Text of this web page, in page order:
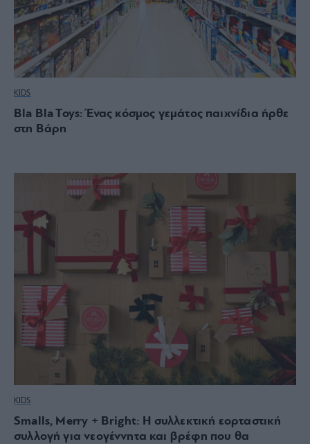
KIDS
Bla Bla Toys: Ένας κόσμος γεμάτος παιχνίδια ήρθε
στη Βάρη
KIDS
Smalls, Merry + Bright: Η συλλεκτική εορταστική
συλλογή για νεογέννητα και βρέφη που θα